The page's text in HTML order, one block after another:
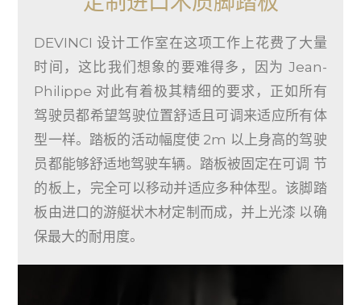
DEVINCI 设计工作室在这项工作上花费了大量
时间，这比我们想象的要难得多，因为 Jean-
Philippe 对此有着极其精细的要求，正如所有
驾驶员都希望驾驶位置舒适且可调来适应所有体
型一样。踏板的活动幅度使 2m 以上身高的驾驶
员都能够舒适地驾驶车辆。踏板被固定在可调 节
的板上，完全可以移动并适应多种体型。该脚踏
板由进口的游艇状木材定制而成，并上光漆 以确
保最大的耐用度。